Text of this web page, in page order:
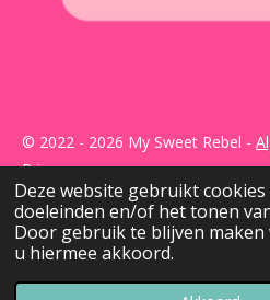
Deze website gebruikt
doeleinden en/of het tonen
Door gebruik te blijven maken
u hiermee akkoord.
© 2022 - 2026 My Sweet Rebel -
Privacy
Powered byJouwWeb